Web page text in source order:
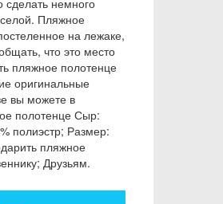
немного
Пляжное
на лежаке,
что это место
пляжное полотенце
оригинальные
вы можете в
полотенце Сыр:
полиэстр; Размер:
пляжное
Друзьям.